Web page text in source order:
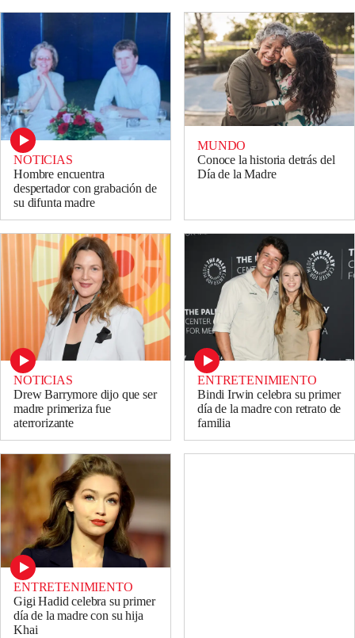
NOTICIAS
Hombre encuentra
despertador con grabación de
su difunta madre
MUNDO
Conoce la historia detrás del
Día de la Madre
NOTICIAS
Drew Barrymore dijo que ser
madre primeriza fue
aterrorizante
ENTRETENIMIENTO
Bindi Irwin celebra su primer
día de la madre con retrato de
familia
ENTRETENIMIENTO
Gigi Hadid celebra su primer
día de la madre con su hija
Khai